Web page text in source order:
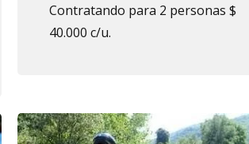
Contratando para 2 personas $
40.000 c/u.